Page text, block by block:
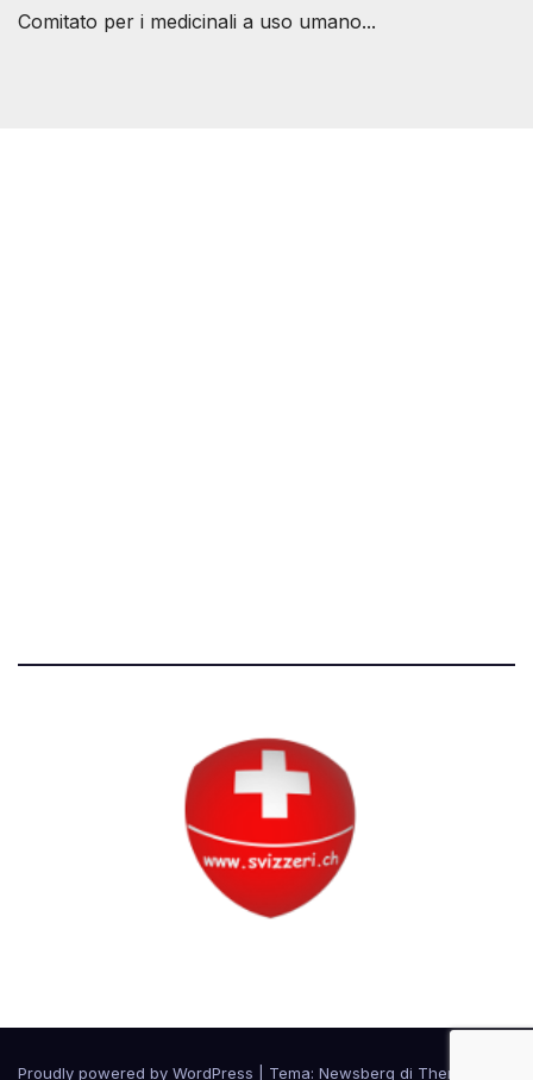
Comitato per i medicinali a uso umano...
Proudly powered by WordPress Tema: Newsberg di Themeansar